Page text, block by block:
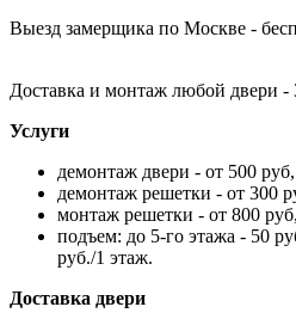
Выезд замерщика по Москве -
Доставка и монтаж любой двери -
Услуги
демонтаж двери - от 500 руб,
демонтаж решетки - от 300
монтаж решетки - от 800 руб,
подъем: до 5-го этажа - 50
руб./1 этаж.
Доставка двери